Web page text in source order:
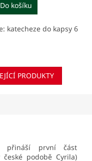
Do košíku
katecheze do kapsy 6
PRODUKTY
přináší první část
podobě Cyrila)